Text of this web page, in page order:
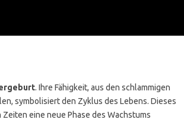
. Ihre Fähigkeit, aus den schlammigen
symbolisiert den Zyklus des Lebens. Dieses
eine neue Phase des Wachstums